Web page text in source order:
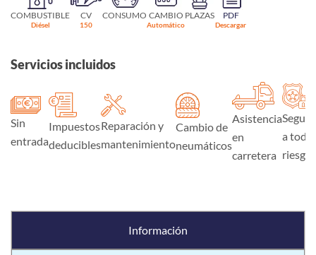
COMBUSTIBLE
Diésel
CV
150
CONSUMO CAMBIO
Automático
PLAZAS PDF
Descargar
Servicios incluidos
Sin
entrada
Impuestos
deducibles
Reparación y
mantenimiento
Cambio de
neumáticos
Asistencia
en
carretera
Seguro
a todo
riesgo
Información